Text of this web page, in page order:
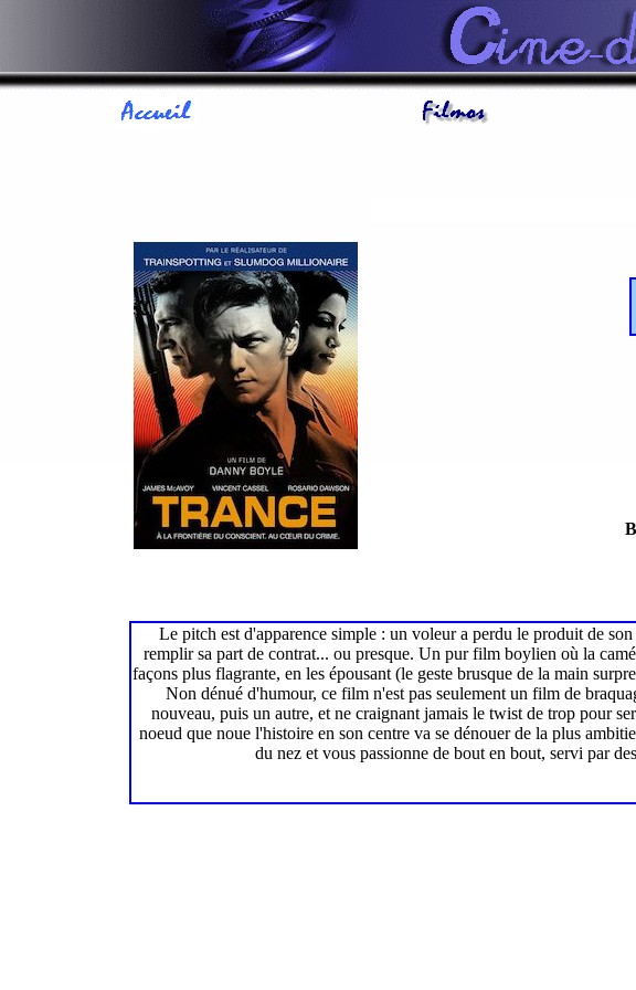
Le pitch est d'apparence simple : un voleur a perdu le produit de
remplir sa part de contrat... ou presque. Un pur film boylien où la
façons plus flagrante, en les épousant (le geste brusque de la main
Non dénué d'humour, ce film n'est pas seulement un film de
nouveau, puis un autre, et ne craignant jamais le twist de trop pour
noeud que noue l'histoire en son centre va se dénouer de la plus
du nez et vous passionne de bout en bout, servi par